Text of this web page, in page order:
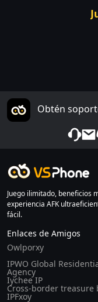
Obtén
Juego ilimitado, beneficios
experiencia AFK
fácil.
Enlaces de Amigos
Owlporxy
IPWO Global
Agency
Iychee IP
Cross-border treasure
IPFxoy